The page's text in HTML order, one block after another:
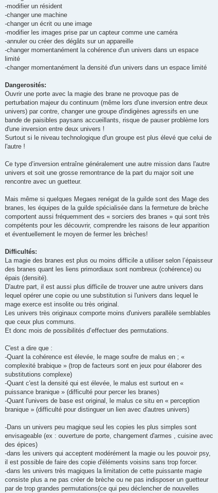
-modifier un résident
-changer une machine
-changer un écrit ou une image
-modifier les images prise par un capteur comme une caméra
-annuler ou créer des dégâts sur un appareille
-changer momentanément la cohérence d'un univers dans un espace
limité
-changer momentanément la densité d'un univers dans un espace limité
Dangerosités:
Ouvrir une porte avec la magie des brane ne provoque pas de
perturbation majeur du continuum (même lors d'une inversion entre deux
univers) par contre, changer une groupe d'indigènes agressifs en une
bande de paisibles paysans accueillants, risque de pauser problème lors
d'une inversion entre deux univers !
Surtout si le niveau technologique d'un groupe est plus élevé que celui de
l'autre !
Ce type d’inversion entraîne généralement une autre mission dans l'autre
univers et soit une grosse remontrance de la part du major soit une
rencontre avec un guetteur.
Mais même si quelques Megaes renégat de la guilde sont des Mage des
branes, les équipes de la guilde spécialisée dans la fermeture de brèche
comportent aussi fréquemment des « sorciers des branes » qui sont très
compétents pour les découvrir, comprendre les raisons de leur apparition
et éventuellement le moyen de fermer les brèches!
Difficultés:
La magie des branes est plus ou moins difficile a utiliser selon l’épaisseur
des branes quant les liens primordiaux sont nombreux (cohérence) ou
épais (densité).
D'autre part, il est aussi plus difficile de trouver une autre univers dans
lequel opérer une copie ou une substitution si l'univers dans lequel le
mage exerce est insolite ou très original.
Les univers très originaux comporte moins d'univers parallèle semblables
que ceux plus communs.
Et donc mois de possibilités d’effectuer des permutations.
C'est a dire que :
-Quant la cohérence est élevée, le mage soufre de malus en ; «
complexité brabique » (trop de facteurs sont en jeux pour élaborer des
substitutions complexe)
-Quant c'est la densité qui est élevée, le malus est surtout en «
puissance branique » (difficulté pour percer les branes)
-Quant l'univers de base est original, le malus ce situ en « perception
branique » (difficulté pour distinguer un lien avec d'autres univers)
-Dans un univers peu magique seul les copies les plus simples sont
envisageable (ex : ouverture de porte, changement d'armes , cuisine avec
des épices)
-dans les univers qui acceptent modérément la magie ou les pouvoir psy,
il est possible de faire des copie d'éléments voisins sans trop forcer.
-dans les univers très magiques la limitation de cette puissante magie
consiste plus a ne pas créer de brèche ou ne pas indisposer un guetteur
par de trop grandes permutations(ce qui peu déclencher de nouvelles